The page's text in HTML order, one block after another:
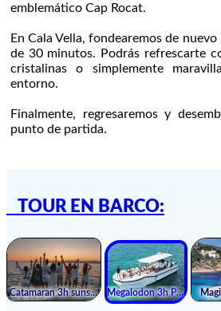
emblemático Cap Rocat.
En Cala Vella, fondearemos de
de 30 minutos. Podrás refrescarte
cristalinas o simplemente
entorno.
Finalmente, regresaremos y
punto de partida.
TOUR EN BARCO: